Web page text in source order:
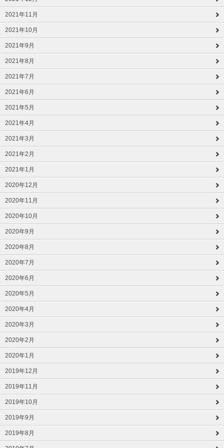
2021年11月
2021年10月
2021年9月
2021年8月
2021年7月
2021年6月
2021年5月
2021年4月
2021年3月
2021年2月
2021年1月
2020年12月
2020年11月
2020年10月
2020年9月
2020年8月
2020年7月
2020年6月
2020年5月
2020年4月
2020年3月
2020年2月
2020年1月
2019年12月
2019年11月
2019年10月
2019年9月
2019年8月